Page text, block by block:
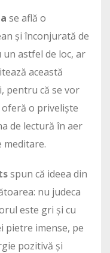
se află o
și înconjurată de
astfel de loc, ar
această
pentru că se vor
o priveliște
de lectură în aer
meditare.
spun că ideea din
nu judeca
este gri și cu
pietre imense, pe
pozitivă și